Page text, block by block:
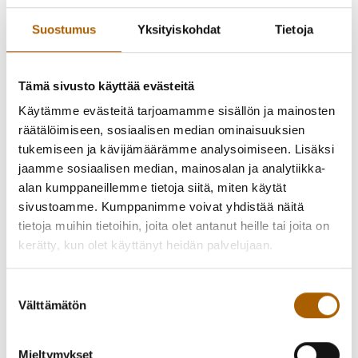
Suostumus Yksityiskohdat Tietoja
Tämä sivusto käyttää evästeitä
Käytämme evästeitä tarjoamamme sisällön ja mainosten
räätälöimiseen, sosiaalisen median ominaisuuksien
tukemiseen ja kävijämäärämme analysoimiseen. Lisäksi
jaamme sosiaalisen median, mainosalan ja analytiikka-
alan kumppaneillemme tietoja siitä, miten käytät
sivustoamme. Kumppanimme voivat yhdistää näitä
tietoja muihin tietoihin, joita olet antanut heille tai joita on
kerätty, kun olet käyttänyt heidän palvelujaan.
valinta
Välttämätön
Mieltymykset
avotulenteko on aina kielletty, jos alueella on voimassa
Ilmatieteen laitoksen antama metsä- tai
sellaiset, että tulipalon vaara on ilmeinen. Poltto on
pidettävä niin vähäisenä, että aiheettomia hätäilmoituksia
ei tehdä. Polton suorittaja on aina vastuussa tulesta ja tulen
sammuttamiseen on varauduttava, jos tuli uhkaa levitä tai
savusta aiheutuu haittaa.
Kulotuksesta ja muusta avopoltosta, josta muodostuu
runsaasti savua, on tehtävä tulentekoilmoitus
pelastusviranomaiselle. Tavanomaisesta nuotiosta ei
tarvitse tehdä tulentekoilmoitusta. Ilmoitus tehdään
sähköisellä lomakkeella.
Puutarhajätteen vienti metsä-, puisto- ja viheralueille,